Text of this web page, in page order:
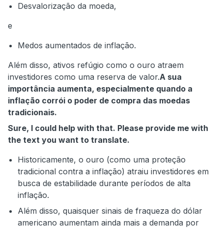
Desvalorização da moeda,
e
Medos aumentados de inflação.
Além disso, ativos refúgio como o ouro atraem
investidores como uma reserva de valor.A sua
importância aumenta, especialmente quando a
inflação corrói o poder de compra das moedas
tradicionais.
Sure, I could help with that. Please provide me with
the text you want to translate.
Historicamente, o ouro (como uma proteção
tradicional contra a inflação) atraiu investidores em
busca de estabilidade durante períodos de alta
inflação.
Além disso, quaisquer sinais de fraqueza do dólar
americano aumentam ainda mais a demanda por